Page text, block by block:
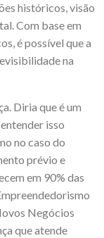
históricos, visão
Com base em
é possível que a
na
Diria que é um
isso
no caso do
prévio e
em 90% das
Negócios
que atende